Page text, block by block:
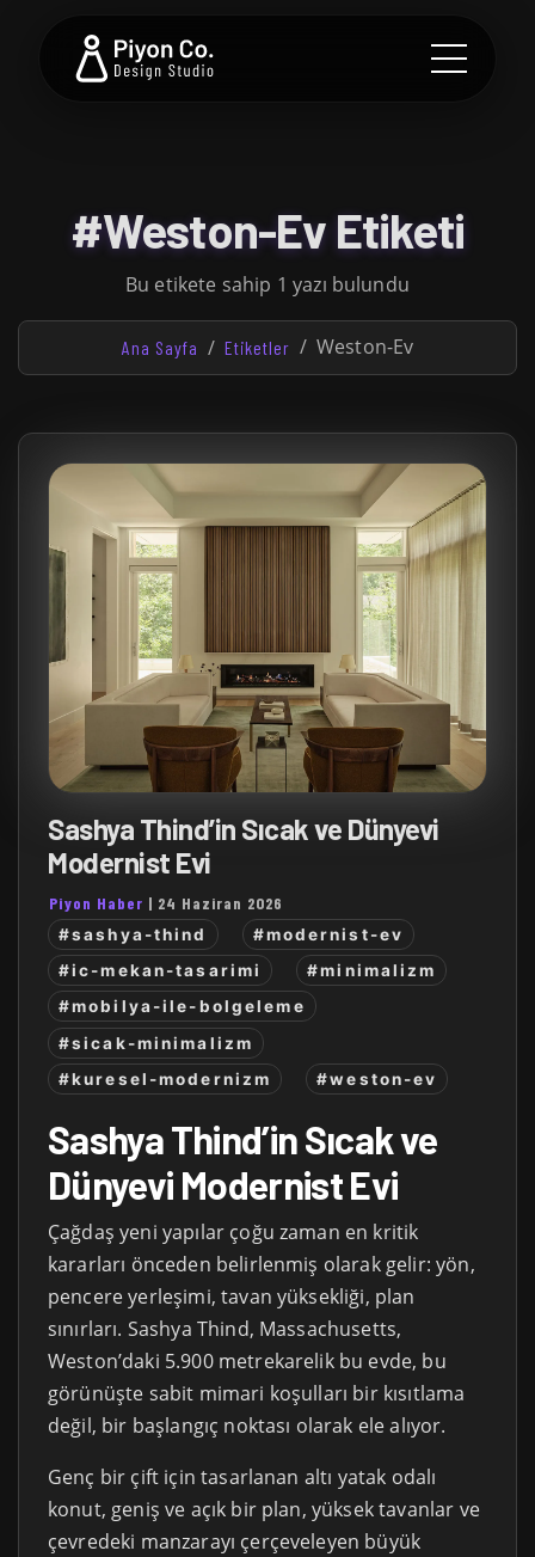
#Weston-Ev Etiketi
Bu etikete sahip 1 yazı bulundu
Ana Sayfa Etiketler Weston-Ev
Sashya Thind’in Sıcak ve Dünyevi
Modernist Evi
Piyon Haber | 24 Haziran 2026
#sashya-thind
#modernist-ev
#ic-mekan-tasarimi
#minimalizm
#mobilya-ile-bolgeleme
#sicak-minimalizm
#kuresel-modernizm
#weston-ev
Sashya Thind’in Sıcak ve
Dünyevi Modernist Evi
Çağdaş yeni yapılar çoğu zaman en kritik
kararları önceden belirlenmiş olarak gelir: yön,
pencere yerleşimi, tavan yüksekliği, plan
sınırları. Sashya Thind, Massachusetts,
Weston’daki 5.900 metrekarelik bu evde, bu
görünüşte sabit mimari koşulları bir kısıtlama
değil, bir başlangıç noktası olarak ele alıyor.
Genç bir çift için tasarlanan altı yatak odalı
konut, geniş ve açık bir plan, yüksek tavanlar ve
çevredeki manzarayı çerçeveleyen büyük